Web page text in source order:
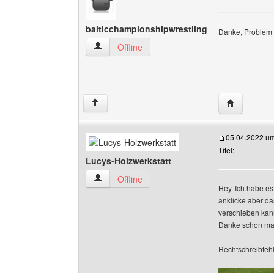
balticchampionshipwrestling
balticchampionshipwrestling Benutzer-Profile
Offline
Danke,
↑ Website
Lucys-Holzwerkstatt
Lucys-Holzwerkstatt Benutzer-Profile anzeigen
Offline
05.04.2022
Titel:
Hey. Ich habe
anklicke aber
verschieben
Danke schon